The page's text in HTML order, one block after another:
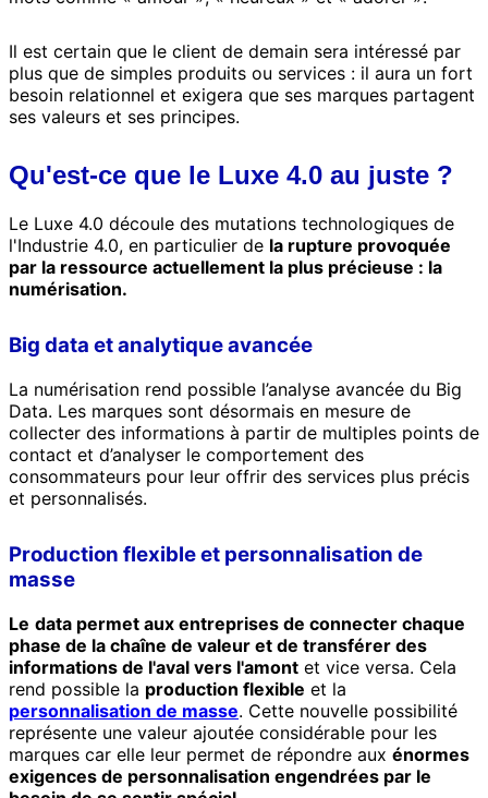
Il est certain que le client de demain sera intéressé par
plus que de simples produits ou services : il aura un fort
besoin relationnel et exigera que ses marques partagent
ses valeurs et ses principes.
Qu'est-ce que le Luxe 4.0 au juste ?
Le Luxe 4.0 découle des mutations technologiques de
l'Industrie 4.0, en particulier de la rupture provoquée
par la ressource actuellement la plus précieuse : la
numérisation.
Big data et analytique avancée
La numérisation rend possible l’analyse avancée du Big
Data. Les marques sont désormais en mesure de
collecter des informations à partir de multiples points de
contact et d’analyser le comportement des
consommateurs pour leur offrir des services plus précis
et personnalisés.
Production flexible et personnalisation de
masse
Le data permet aux entreprises de connecter chaque
phase de la chaîne de valeur et de transférer des
informations de l'aval vers l'amont et vice versa. Cela
rend possible la production flexible et la
personnalisation de masse. Cette nouvelle possibilité
représente une valeur ajoutée considérable pour les
marques car elle leur permet de répondre aux énormes
exigences de personnalisation engendrées par le